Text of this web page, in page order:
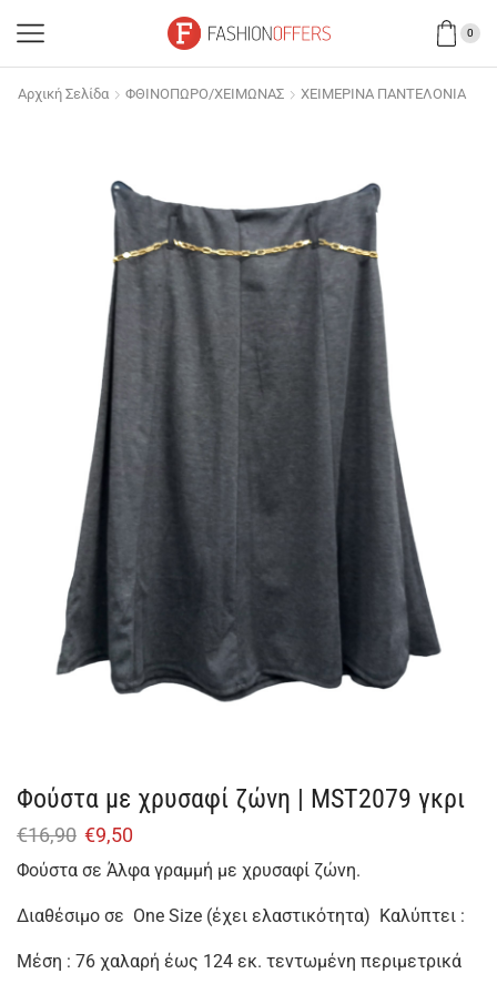
0
Αρχική Σελίδα ΦΘΙΝΟΠΩΡΟ/ΧΕΙΜΩΝΑΣ ΧΕΙΜΕΡΙΝΑ ΠΑΝΤΕΛΟΝΙΑ
Φούστα με χρυσαφί ζώνη | MST2079 γκρι
€16,90 €9,50
Φούστα σε Άλφα γραμμή με χρυσαφί ζώνη.
Διαθέσιμο σε One Size (έχει ελαστικότητα) Καλύπτει :
Μέση : 76 χαλαρή έως 124 εκ. τεντωμένη περιμετρικά